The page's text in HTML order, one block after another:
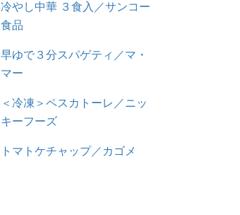
冷やし中華 ３食入／サンコー
食品
早ゆで３分スパゲティ／マ・
マー
＜冷凍＞ペスカトーレ／ニッ
キーフーズ
トマトケチャップ／カゴメ